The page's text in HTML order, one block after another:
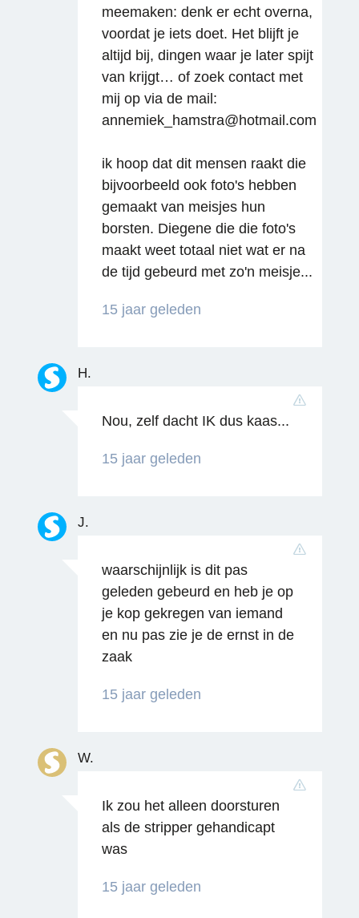
meemaken: denk er echt overna,
voordat je iets doet. Het blijft je
altijd bij, dingen waar je later spijt
van krijgt… of zoek contact met
mij op via de mail:
annemiek_hamstra@hotmail.com
ik hoop dat dit mensen raakt die
bijvoorbeeld ook foto's hebben
gemaakt van meisjes hun
borsten. Diegene die die foto's
maakt weet totaal niet wat er na
de tijd gebeurd met zo'n meisje...
15 jaar geleden
Reageren
H.
Nou, zelf dacht IK dus kaas...
15 jaar geleden
J.
waarschijnlijk is dit pas
geleden gebeurd en heb je op
je kop gekregen van iemand
en nu pas zie je de ernst in de
zaak
15 jaar geleden
W.
Ik zou het alleen doorsturen
als de stripper gehandicapt
was
15 jaar geleden